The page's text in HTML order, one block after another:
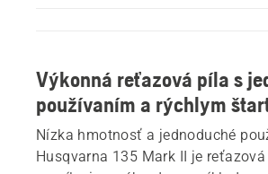
Výkonná reťazová píla s
používaním a rýchlym
Nízka hmotnosť a jednoduché
Husqvarna 135 Mark II je